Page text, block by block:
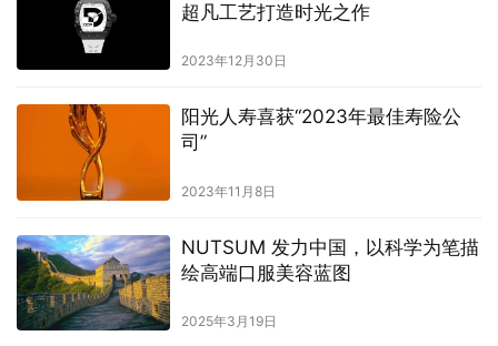
超凡工艺打造时光之作
2023年12月30日
阳光人寿喜获“2023年最佳寿险公
司”
2023年11月8日
NUTSUM 发力中国，以科学为笔描
绘高端口服美容蓝图​
2025年3月19日